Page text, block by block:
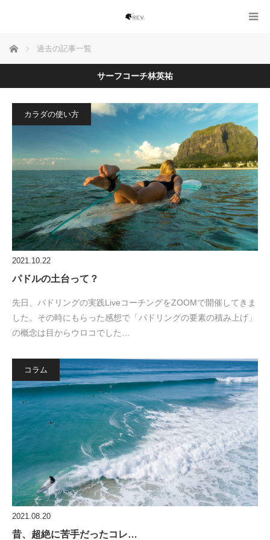
ホーム 過去の記事一覧
サーフコーチ林英祐
カラダの使い方
2021.10.22
パドルの土台って？
先日、パドリングの実践LiveコーチングをZOOMで開催してきま
した。その時にもらった感想で「パドリングの要素の積み上げ」
の概念は目からウロコでした…
コラム
2021.08.20
昔、超絶に苦手だったコレ…